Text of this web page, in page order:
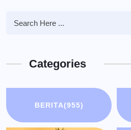
Categories
BERITA(955)